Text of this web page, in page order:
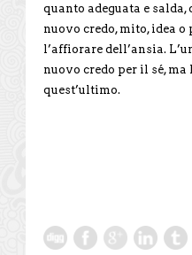
quanto adeguata e salda,
nuovo credo, mito, idea
l’affiorare dell’ansia.
nuovo credo per il sé, ma
quest’ultimo.